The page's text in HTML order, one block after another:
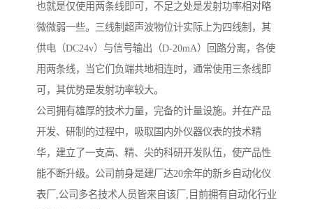
也就是仅使用两条线即可，不足之处是发射功率相对略
微微弱一些。三线制超声波物位计实际上为四线制，其
供电（DC24v）与信号输出（D-20mA）回路分离，各使
用两条线，当它们负端共地相连时，通常使用三条线即
可，其优势是发射功率较大。
公司拥有雄厚的技术力量，完备的计量设施。并在产品
开发、研制的过程中，吸取国内外仪器仪表的技术精
华，建立了一支高、精、尖的科研开发队伍，使产品性
能不断升级。公司前身是建厂达20余年的新乡自动化仪
表厂,公司多名技术人员皆来自该厂,目前拥有自动化行业